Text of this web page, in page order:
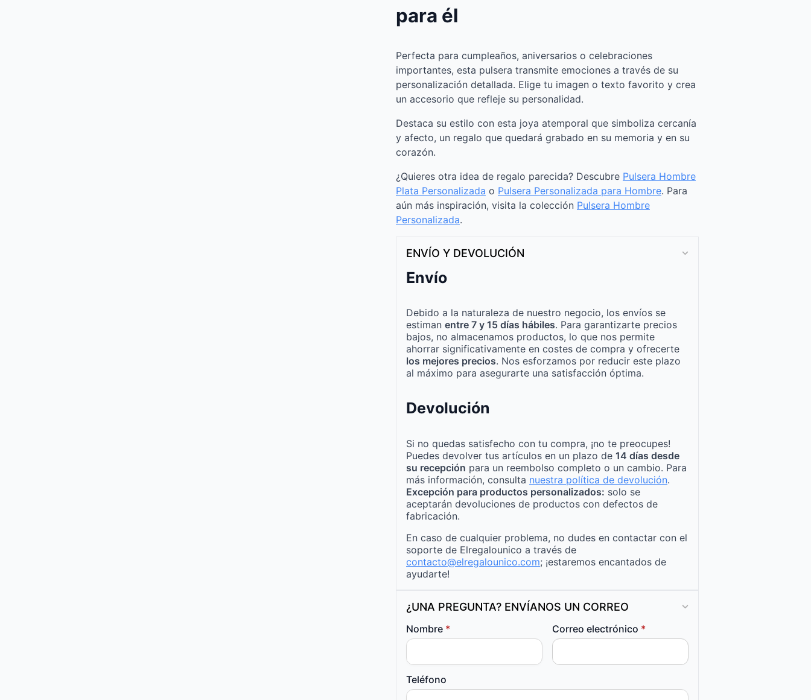
para él
Perfecta para cumpleaños, aniversarios o celebraciones
importantes, esta pulsera transmite emociones a través de su
personalización detallada. Elige tu imagen o texto favorito y crea
un accesorio que refleje su personalidad.
Destaca su estilo con esta joya atemporal que simboliza cercanía
y afecto, un regalo que quedará grabado en su memoria y en su
corazón.
¿Quieres otra idea de regalo parecida? Descubre Pulsera Hombre
Plata Personalizada o Pulsera Personalizada para Hombre. Para
aún más inspiración, visita la colección Pulsera Hombre
Personalizada.
ENVÍO Y DEVOLUCIÓN
Envío
Debido a la naturaleza de nuestro negocio, los envíos se
estiman entre 7 y 15 días hábiles. Para garantizarte precios
bajos, no almacenamos productos, lo que nos permite
ahorrar significativamente en costes de compra y ofrecerte
los mejores precios. Nos esforzamos por reducir este plazo
al máximo para asegurarte una satisfacción óptima.
Devolución
Si no quedas satisfecho con tu compra, ¡no te preocupes!
Puedes devolver tus artículos en un plazo de 14 días desde
su recepción para un reembolso completo o un cambio. Para
más información, consulta nuestra política de devolución.
Excepción para productos personalizados: solo se
aceptarán devoluciones de productos con defectos de
fabricación.
En caso de cualquier problema, no dudes en contactar con el
soporte de Elregalounico a través de
contacto@elregalounico.com; ¡estaremos encantados de
ayudarte!
¿UNA PREGUNTA? ENVÍANOS UN CORREO
Nombre * Correo electrónico *
Teléfono